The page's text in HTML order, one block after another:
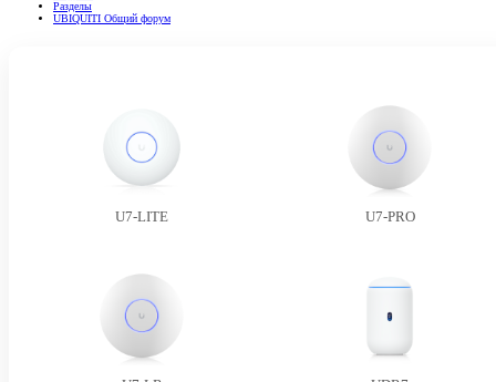
Разделы
UBIQUITI Общий форум
U7-LITE U7-PRO